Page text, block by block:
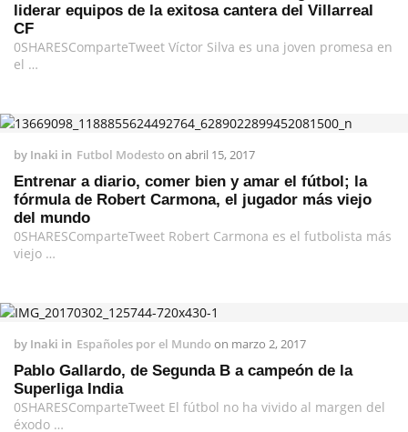
liderar equipos de la exitosa cantera del Villarreal
CF
0SHARESComparteTweet Víctor Silva es una joven promesa en
el …
by Inaki in Futbol Modesto on abril 15, 2017
Entrenar a diario, comer bien y amar el fútbol; la
fórmula de Robert Carmona, el jugador más viejo
del mundo
0SHARESComparteTweet Robert Carmona es el futbolista más
viejo …
by Inaki in Españoles por el Mundo on marzo 2, 2017
Pablo Gallardo, de Segunda B a campeón de la
Superliga India
0SHARESComparteTweet El fútbol no ha vivido al margen del
éxodo …